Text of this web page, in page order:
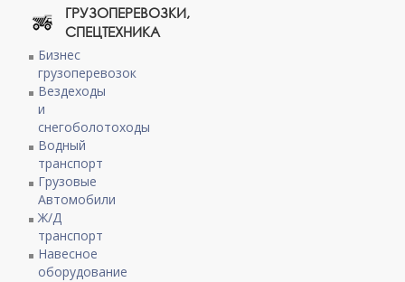
ГРУЗОПЕРЕВОЗКИ,
СПЕЦТЕХНИКА
Бизнес
грузоперевозок
Вездеходы
и
снегоболотоходы
Водный
транспорт
Грузовые
Автомобили
Ж/Д
транспорт
Навесное
оборудование